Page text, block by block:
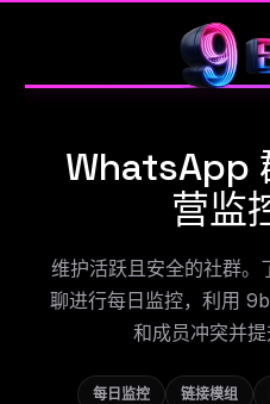
WhatsApp
营监
维护活跃且安全的社群
聊进行每日监控，利用
和成员冲突并提
每日监控 链接模组
中文